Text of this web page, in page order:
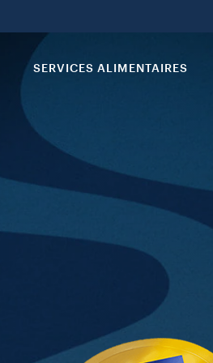
SERVICES ALIMENTAIRES